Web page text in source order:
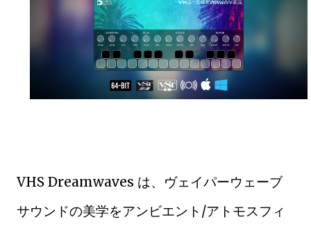
VHS Dreamwaves は、ヴェイパーウェーブ
サウンドの美学をアンビエント/アトモスフィ